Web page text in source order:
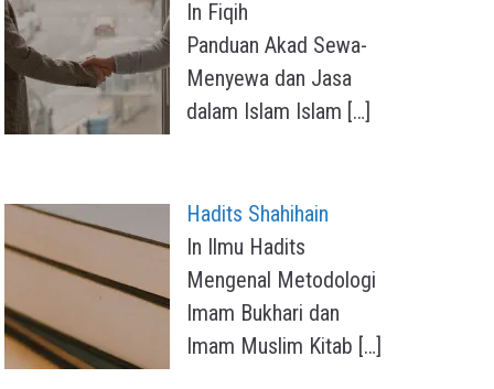
In Fiqih
Panduan Akad Sewa-
Menyewa dan Jasa
dalam Islam Islam […]
Hadits Shahihain
In Ilmu Hadits
Mengenal Metodologi
Imam Bukhari dan
Imam Muslim Kitab […]